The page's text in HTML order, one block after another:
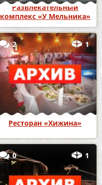
Развлекательный
комплекс «У Мельника»
2 1
Ресторан «Хижина»
0 1